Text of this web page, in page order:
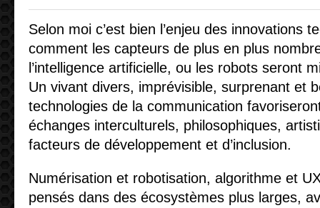
Selon moi c’est bien l’enjeu des innovations
comment les capteurs de plus en plus
l’intelligence artificielle, ou les robots seront
Un vivant divers, imprévisible, surprenant et
technologies de la communication
échanges interculturels, philosophiques,
facteurs de développement et d’inclusion.
Numérisation et robotisation, algorithme et
pensés dans des écosystèmes plus larges,